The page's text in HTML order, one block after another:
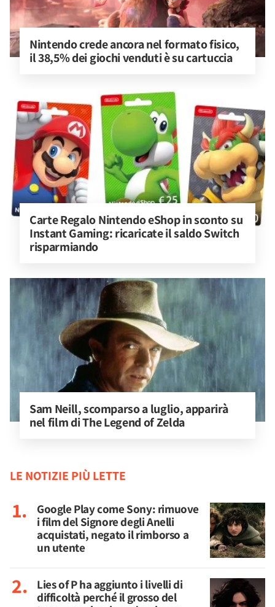
Nintendo crede ancora nel formato fisico,
il 38,5% dei giochi venduti è su cartuccia
Carte Regalo Nintendo eShop in sconto su
Instant Gaming: ricaricate il saldo Switch
risparmiando
Sam Neill, scomparso a luglio, apparirà
nel film di The Legend of Zelda
LE NOTIZIE PIÙ LETTE
Google Play come Sony: rimuove
i film del Signore degli Anelli
acquistati, negato il rimborso a
un utente
Lies of P ha aggiunto i livelli di
difficoltà perché il grosso del